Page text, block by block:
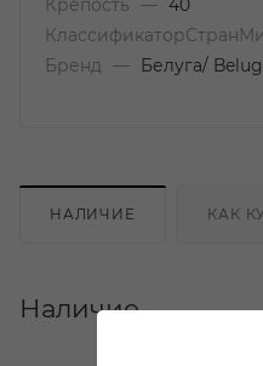
Крепость
— 40
Бренд
— Белуга/
НАЛИЧИЕ КАК
Наличие